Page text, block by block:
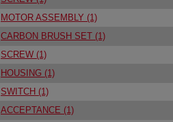
MOTOR ASSEMBLY (1)
CARBON BRUSH SET (1)
SCREW (1)
HOUSING (1)
SWITCH (1)
ACCEPTANCE (1)